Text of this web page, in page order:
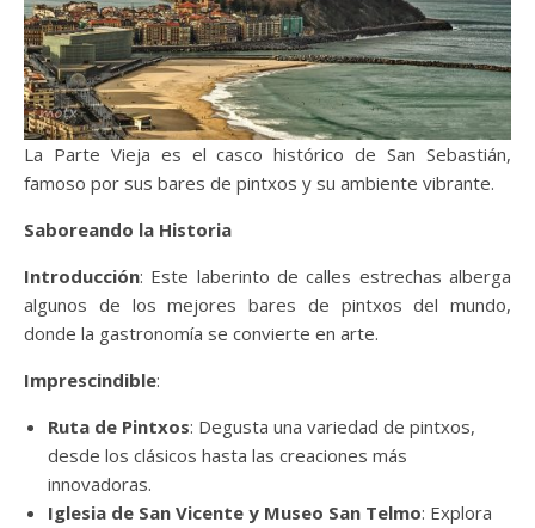
La Parte Vieja es el casco histórico de San Sebastián,
famoso por sus bares de pintxos y su ambiente vibrante.
Saboreando la Historia
Introducción: Este laberinto de calles estrechas alberga
algunos de los mejores bares de pintxos del mundo,
donde la gastronomía se convierte en arte.
Imprescindible:
Ruta de Pintxos: Degusta una variedad de pintxos,
desde los clásicos hasta las creaciones más
innovadoras.
Iglesia de San Vicente y Museo San Telmo: Explora